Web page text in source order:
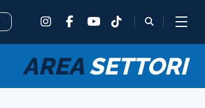
instagram
facebooktiktok
glass
AREASETTORI